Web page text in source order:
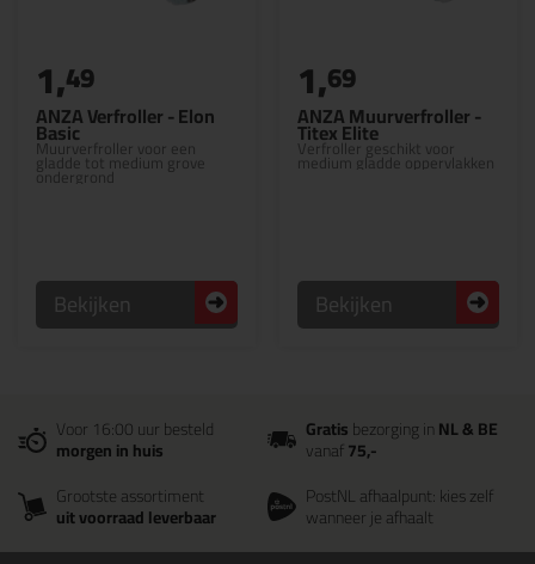
ANZA Verfroller - Elon
Basic
Muurverfroller voor een
gladde tot medium grove
ondergrond
1,49
Bekijken
ANZA Muurverfroller -
Titex Elite
Verfroller geschikt voor
medium gladde oppervlakken
1,69
Bekijken
Voor 16:00 uur besteld
morgen in huis
Gratisbezorging inNL & BE
vanaf75,-
Grootste assortiment
uit voorraad leverbaar
PostNL afhaalpunt: kies zelf
wanneer je afhaalt